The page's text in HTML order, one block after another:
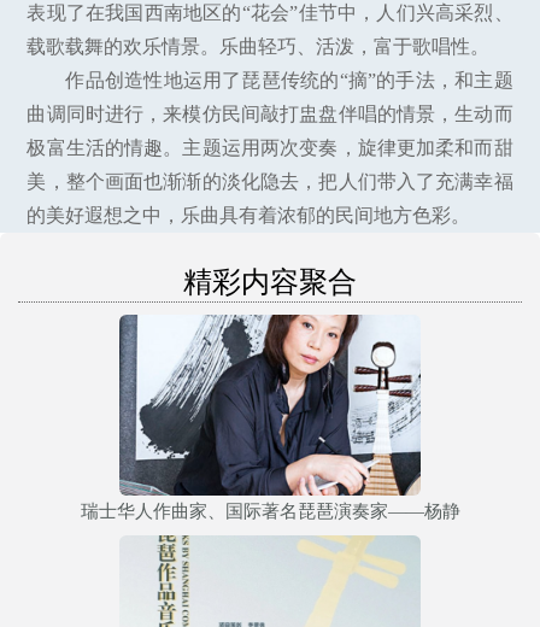
表现了在我国西南地区的“花会”佳节中，人们兴高采烈、
载歌载舞的欢乐情景。乐曲轻巧、活泼，富于歌唱性。
作品创造性地运用了琵琶传统的“摘”的手法，和主题
曲调同时进行，来模仿民间敲打盅盘伴唱的情景，生动而
极富生活的情趣。主题运用两次变奏，旋律更加柔和而甜
美，整个画面也渐渐的淡化隐去，把人们带入了充满幸福
的美好遐想之中，乐曲具有着浓郁的民间地方色彩。
精彩内容聚合
瑞士华人作曲家、国际著名琵琶演奏家——杨静